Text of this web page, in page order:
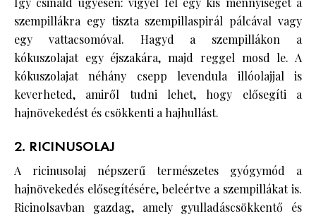
szempillákra egy tiszta szempillaspirál pálcával vagy
egy vattacsomóval. Hagyd a szempillákon a
kókuszolajat egy éjszakára, majd reggel mosd le. A
kókuszolajat néhány csepp levendula illóolajjal is
keverheted, amiről tudni lehet, hogy elősegíti a
hajnövekedést és csökkenti a hajhullást.
2. RICINUSOLAJ
A ricinusolaj népszerű természetes gyógymód a
hajnövekedés elősegítésére, beleértve a szempillákat is.
Ricinolsavban gazdag, amely gyulladáscsökkentő és